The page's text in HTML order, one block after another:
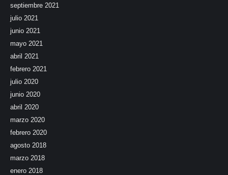
septiembre 2021
julio 2021
junio 2021
mayo 2021
abril 2021
febrero 2021
julio 2020
junio 2020
abril 2020
marzo 2020
febrero 2020
agosto 2018
marzo 2018
enero 2018